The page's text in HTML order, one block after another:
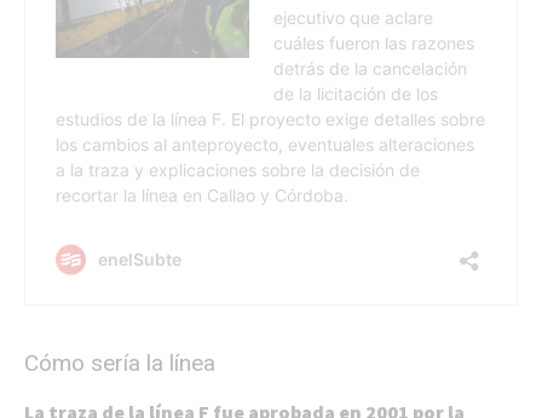
Cómo sería la línea
La traza de la línea F fue aprobada en 2001 por la